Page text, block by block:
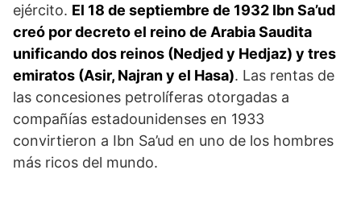
ejército. El 18 de septiembre de 1932 Ibn Sa’ud
creó por decreto el reino de Arabia Saudita
unificando dos reinos (Nedjed y Hedjaz) y tres
emiratos (Asir, Najran y el Hasa). Las rentas de
las concesiones petrolíferas otorgadas a
compañías estadounidenses en 1933
convirtieron a Ibn Sa’ud en uno de los hombres
más ricos del mundo.